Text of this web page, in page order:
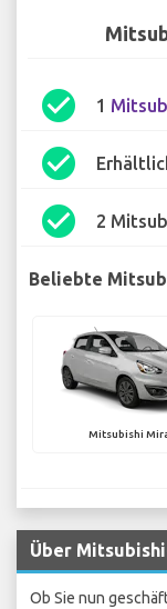
check_circle 1
check_circle
check_circle 2
Beliebte
Mitsubishi
Über
Ob Sie nun